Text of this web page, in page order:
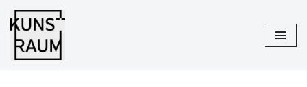
Zum
Inhalt